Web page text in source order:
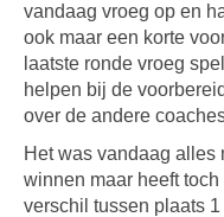
vandaag vroeg op en
ook maar een korte
laatste ronde vroeg
helpen bij de
over de andere
Het was vandaag alles
winnen maar heeft
verschil tussen plaats